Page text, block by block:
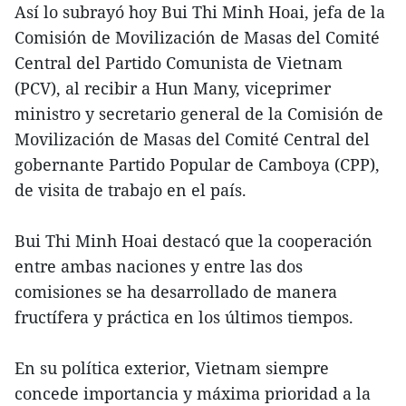
Así lo subrayó hoy Bui Thi Minh Hoai, jefa de la
Comisión de Movilización de Masas del Comité
Central del Partido Comunista de Vietnam
(PCV), al recibir a Hun Many, viceprimer
ministro y secretario general de la Comisión de
Movilización de Masas del Comité Central del
gobernante Partido Popular de Camboya (CPP),
de visita de trabajo en el país.
Bui Thi Minh Hoai destacó que la cooperación
entre ambas naciones y entre las dos
comisiones se ha desarrollado de manera
fructífera y práctica en los últimos tiempos.
En su política exterior, Vietnam siempre
concede importancia y máxima prioridad a la